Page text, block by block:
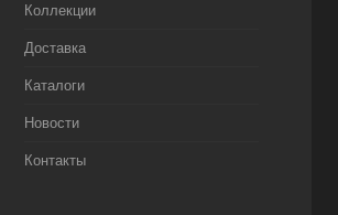
Коллекции
Доставка
Каталоги
Новости
Контакты